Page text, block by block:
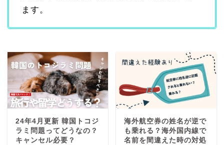
ます。
24年4月更新 韓国トコジ
ラミ問題ってどうなの？
キャンセル必要？
海外航空券の姓名が逆で
も乗れる？海外国内線で
名前を間違えた時の対処